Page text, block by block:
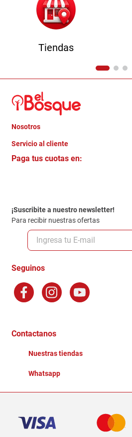
Tiendas
Nosotros
Quienes somos
Trabaja con Nosotros
Servicio al cliente
Crédito Directo
Politica de Privacidad
Políticas y condiciones GiftCard
Formas de Pago
Terminos y Condiciones
Factura Electronica
Ganadores - Promociones
Paga tus cuotas en:
¡Suscribite a nuestro newsletter!
Para recibir nuestras ofertas
Seguinos
Contactanos
Nuestras tiendas
Whatsapp